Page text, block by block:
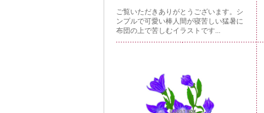
ご覧いただきありがとうございます。シ
ンプルで可愛い棒人間が寝苦しい猛暑に
布団の上で苦しむイラストです...